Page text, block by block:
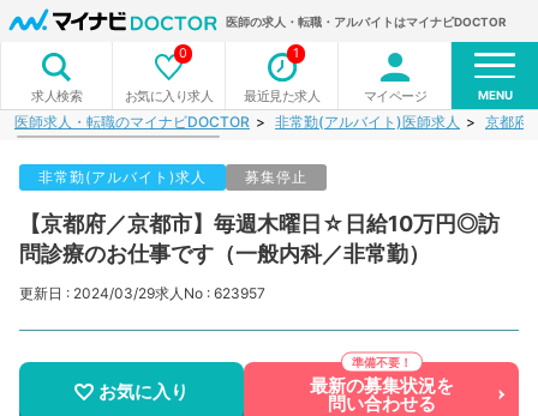
医師の求人・転職・アルバイトはマイナビDOCTOR
求人検索 お気に入り求人
0
最近見た求人
1
マイページ MENU
医師求人・転職のマイナビDOCTOR 非常勤(アルバイト)医師求人 京都府
非常勤(アルバイト)求人 募集停止
【京都府／京都市】毎週木曜日☆日給10万円◎訪
問診療のお仕事です（一般内科／非常勤）
更新日 : 2024/03/29求人No : 623957
お気に入り 最新の募集状況を
問い合わせる